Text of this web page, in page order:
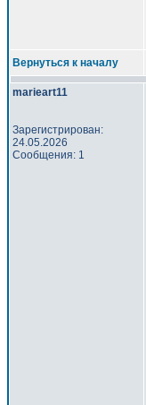
Вернуться к началу
marieart11
Зарегистрирован:
24.05.2026
Сообщения: 1